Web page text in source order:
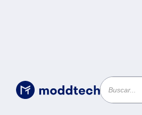
Almacenamiento Portatil